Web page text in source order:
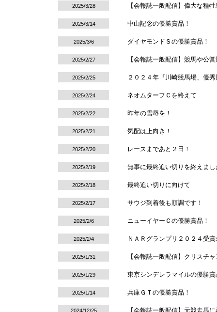
2025/3/28 【会報誌一般配信】偉大な種
2025/3/14 中山記念の優勝賞品！
2025/3/6 ダイヤモンドＳの優勝賞品！
2025/2/27 【会報誌一般配信】競馬や公
2025/2/25 ２０２４年『川崎競馬場、優
2025/2/24 ネオムターフＣを終えて
2025/2/22 昨年の雪辱を！
2025/2/21 気配は上向き！
2025/2/20 レースまであと２日！
2025/2/19 無事に最終追い切りを終えまし
2025/2/18 最終追い切りに向けて
2025/2/17 サウジ到着後も順調です！
2025/2/6 ニューイヤーＣの優勝賞品！
2025/2/4 ＮＡＲグランプリ２０２４受
2025/1/31 【会報誌一般配信】クリスチ
2025/1/29 東京シンデレラマイルの優勝賞
2025/1/14 兵庫ＧＴの優勝賞品！
2024/12/25 【会報誌一般配信】元競走馬